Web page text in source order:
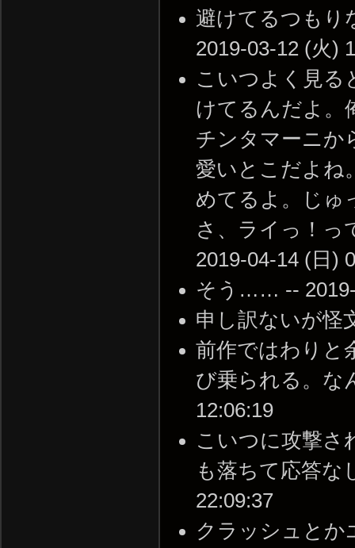
避けてるつもり
2019-03-12 (火)
こいつよく見る
けてるんだよ。
チンタマーニか
愛いとこだよね
めてるよ。じゅ
さ、ライっ！っ
2019-04-14 (日)
そう…… -- 2019-
申し訳ないが怪
前作ではわりと
び乗られる。な
12:06:19
こいつに攻撃さ
も落ちて応答な
22:09:37
クラッシュとか